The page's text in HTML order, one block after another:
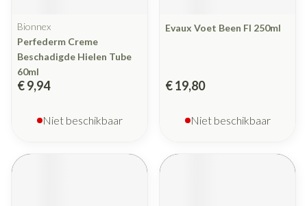
Bionnex
Perfederm Creme
Beschadigde Hielen Tube
60ml
€ 9,94
Niet beschikbaar
Evaux Voet Been Fl 250ml
€ 19,80
Niet beschikbaar